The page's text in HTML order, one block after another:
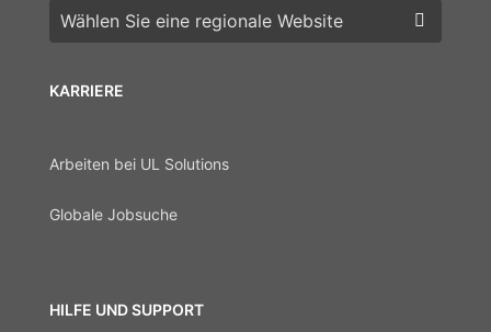
KARRIERE
Arbeiten bei UL Solutions
Globale Jobsuche
HILFE UND SUPPORT
Wählen Sie eine Region